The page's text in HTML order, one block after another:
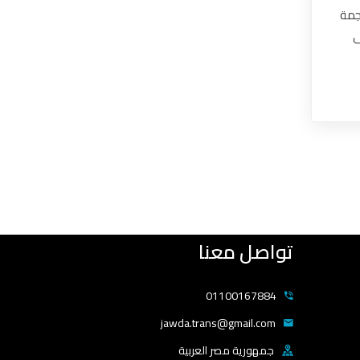
تواصل معنا
01100167884
jawda.trans@gmail.com
جمهورية مصر العربية